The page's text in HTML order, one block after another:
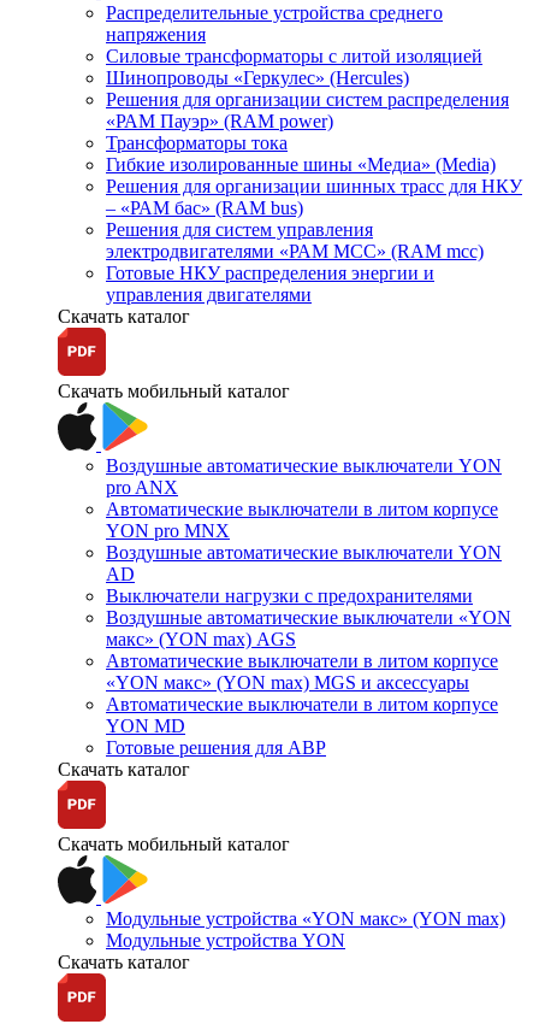
Распределительные устройства среднего
напряжения
Силовые трансформаторы с литой изоляцией
Шинопроводы «Геркулес» (Hercules)
Решения для организации систем распределения
«РАМ Пауэр» (RAM power)
Трансформаторы тока
Гибкие изолированные шины «Медиа» (Media)
Решения для организации шинных трасс для НКУ
– «РАМ бас» (RAM bus)
Решения для систем управления
электродвигателями «РАМ МСС» (RAM mcc)
Готовые НКУ распределения энергии и
управления двигателями
Скачать каталог
Скачать мобильный каталог
Воздушные автоматические выключатели YON
pro ANX
Автоматические выключатели в литом корпусе
YON pro MNX
Воздушные автоматические выключатели YON
AD
Выключатели нагрузки с предохранителями
Воздушные автоматические выключатели «YON
макс» (YON max) AGS
Автоматические выключатели в литом корпусе
«YON макс» (YON max) MGS и аксессуары
Автоматические выключатели в литом корпусе
YON MD
Готовые решения для АВР
Скачать каталог
Скачать мобильный каталог
Модульные устройства «YON макс» (YON max)
Модульные устройства YON
Скачать каталог